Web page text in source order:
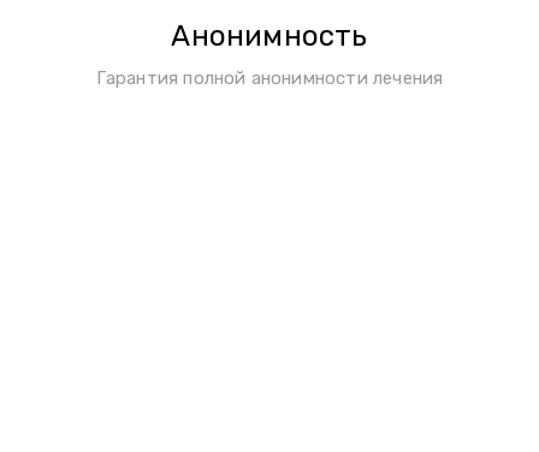
Анонимность
Гарантия полной анонимности лечения